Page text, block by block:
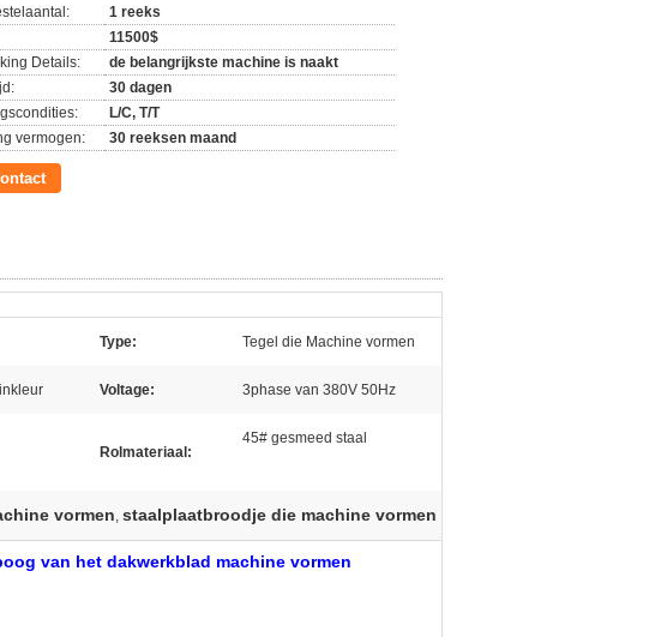
1 reeks
11500$
Details:
de belangrijkste machine is naakt
30 dagen
L/C, T/T
vermogen:
30 reeksen maand
Type: Tegel die Machine vormen
Voltage: 3phase van 380V 50Hz
Rolmateriaal:
45# gesmeed staal
vormen, staalplaatbroodje die machine vormen
van het dakwerkblad machine vormen